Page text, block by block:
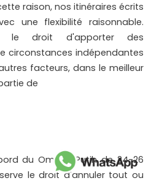
raison, nos itinéraires écrits
une flexibilité raisonnable.
le droit d'apporter des
circonstances indépendantes
facteurs, dans le meilleur
de
du Ombak Putih de 24-26
le droit d'annuler tout ou